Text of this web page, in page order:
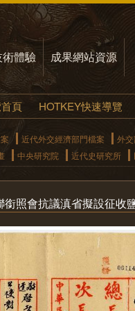
術體驗 成果網站資源
頁 HOTKEY快速導覽
近代外交經濟部門檔案
外
中央研究院 近代史研究所
照會抗議滇省擬設征收